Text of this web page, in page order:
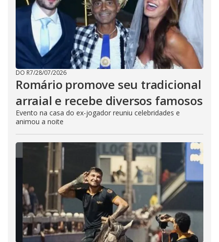
DO R7/28/07/2026
Romário promove seu tradicional
arraial e recebe diversos famosos
Evento na casa do ex-jogador reuniu celebridades e
animou a noite